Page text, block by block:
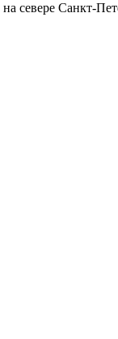
севере Санкт-